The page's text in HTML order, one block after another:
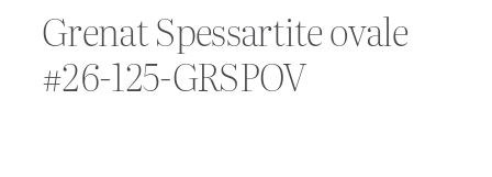
Grenat Spessartite ovale
#26-125-GRSPOV